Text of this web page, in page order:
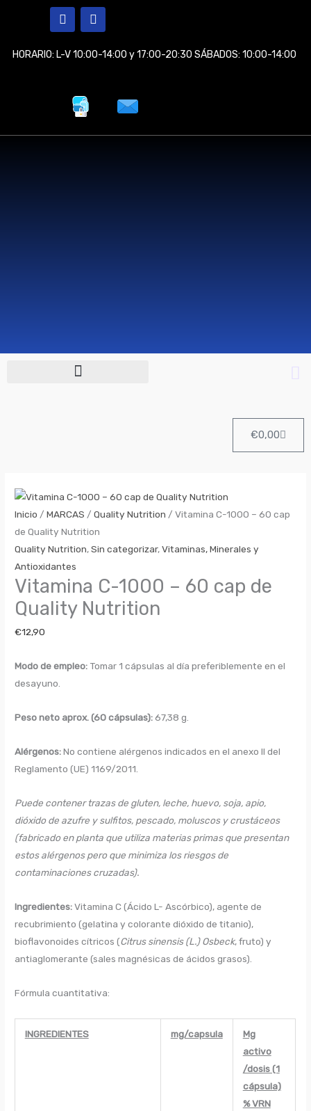
F
a
e
b
I
n
t
a
HORARIO: L-V 10:00-14:00 y 17:00-20:30 SÁBADOS: 10:00-14:00
€0,00Cart
Inicio /MARCAS /Quality Nutrition / Vitamina C-1000 – 60 cap
de Quality Nutrition
Quality Nutrition,Sin categorizar,Vitaminas, Minerales y
Antioxidantes
Vitamina C-1000 – 60 cap de
Quality Nutrition
€12,90
Modo de empleo: Tomar 1 cápsulas al día preferiblemente en el
desayuno.
Peso neto aprox. (60 cápsulas): 67,38 g.
Alérgenos:No contiene alérgenos indicados en el anexo II del
Reglamento (UE) 1169/2011.
Puede contener trazas de gluten, leche, huevo, soja, apio,
dióxido de azufre y sulfitos, pescado, moluscos y crustáceos
(fabricado en planta que utiliza materias primas que presentan
estos alérgenos pero que minimiza los riesgos de
contaminaciones cruzadas).
Ingredientes:Vitamina C (Ácido L- Ascórbico), agente de
recubrimiento (gelatina y colorante dióxido de titanio),
bioflavonoides cítricos (Citrus sinensis (L.) Osbeck, fruto) y
antiaglomerante (sales magnésicas de ácidos grasos).
Fórmula cuantitativa:
INGREDIENTES mg/capsula
Mg
activo
/dosis (1
cápsula)
% VRN
C-
1000
–
60
cap
de
Quality
Nutrition
cantidad